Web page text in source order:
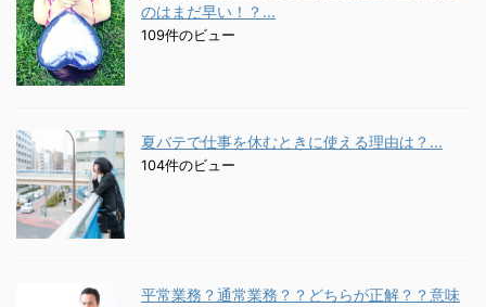
のはまだ早い！？...
109件のビュー
夏バテで仕事を休むときに使える理由は？...
104件のビュー
平常業務？通常業務？？どちらが正解？？意味